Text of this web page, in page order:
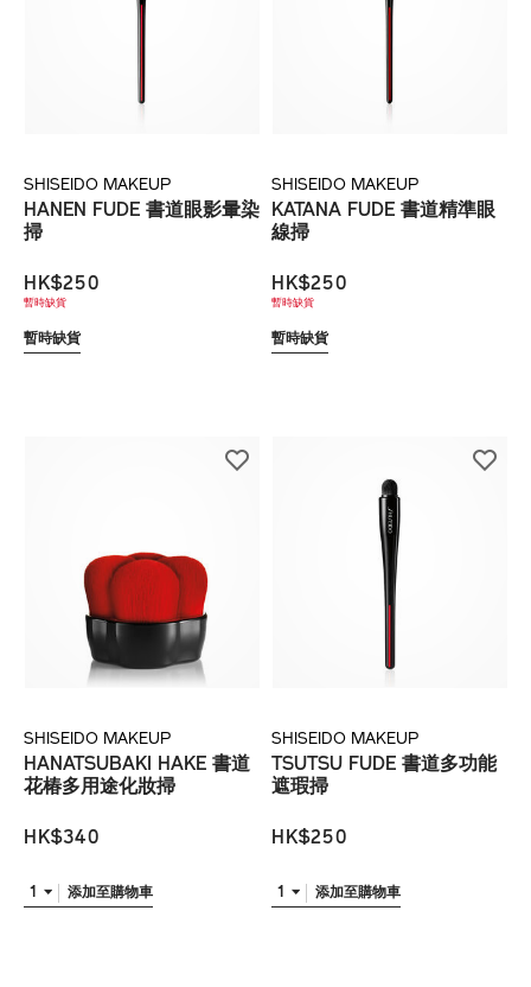
SHISEIDO MAKEUP
HANEN FUDE 書道眼影暈染
掃
HK$250
暫時缺貨
暫時缺貨
SHISEIDO MAKEUP
KATANA FUDE 書道精準眼
線掃
HK$250
暫時缺貨
暫時缺貨
SHISEIDO MAKEUP
HANATSUBAKI HAKE 書道
花椿多用途化妝掃
HK$340
1 添加至購物車
SHISEIDO MAKEUP
TSUTSU FUDE 書道多功能
遮瑕掃
HK$250
1 添加至購物車